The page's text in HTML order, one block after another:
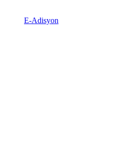
E-Adisyon